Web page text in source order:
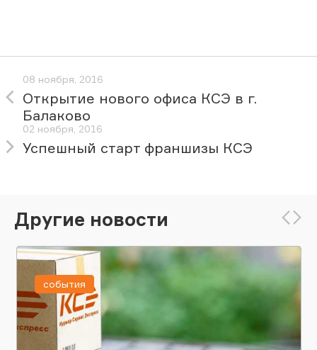
08 ноября, 2016
Открытие нового офиса КСЭ в г.
Балаково
02 ноября, 2016
Успешный старт франшизы КСЭ
Другие новости
события